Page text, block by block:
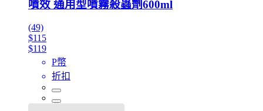
噴效 通用型噴霧殺蟲劑600ml
(49)
$115
$119
P幣
折扣